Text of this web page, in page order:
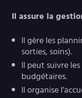
Il assure la
Il gère les
sorties, soins).
Il peut suivre
budgétaires.
Il organise